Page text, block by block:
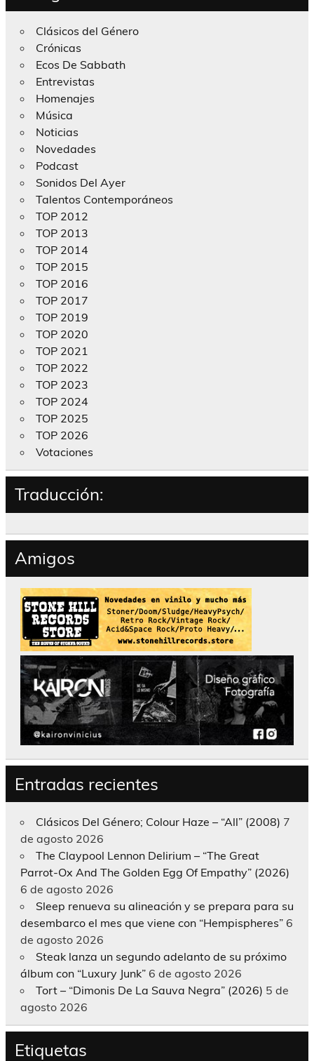
Clásicos del Género
Crónicas
Ecos De Sabbath
Entrevistas
Homenajes
Música
Noticias
Novedades
Podcast
Sonidos Del Ayer
Talentos Contemporáneos
TOP 2012
TOP 2013
TOP 2014
TOP 2015
TOP 2016
TOP 2017
TOP 2019
TOP 2020
TOP 2021
TOP 2022
TOP 2023
TOP 2024
TOP 2025
TOP 2026
Votaciones
Traducción:
Amigos
Entradas recientes
Clásicos Del Género; Colour Haze – “All” (2008) 7
de agosto 2026
The Claypool Lennon Delirium – “The Great
Parrot-Ox And The Golden Egg Of Empathy” (2026)
6 de agosto 2026
Sleep renueva su alineación y se prepara para su
desembarco el mes que viene con “Hempispheres” 6
de agosto 2026
Steak lanza un segundo adelanto de su próximo
álbum con “Luxury Junk” 6 de agosto 2026
Tort – “Dimonis De La Sauva Negra” (2026) 5 de
agosto 2026
Etiquetas